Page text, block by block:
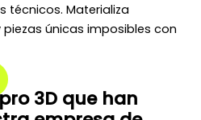
técnicos. Materializa
únicas imposibles con
3D que han